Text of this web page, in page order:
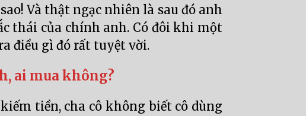
Và thật ngạc nhiên là sau đó anh
thái của chính anh. Có đôi khi một
điều gì đó rất tuyệt vời.
ai mua không?
tiền, cha cô không biết cô dùng